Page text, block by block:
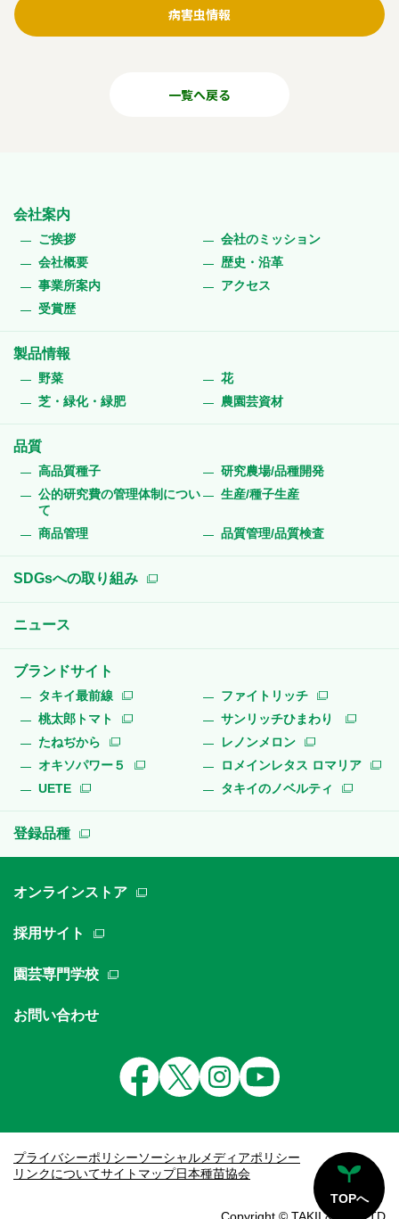
病害虫情報
一覧へ戻る
会社案内
ご挨拶
会社のミッション
会社概要
歴史・沿革
事業所案内
アクセス
受賞歴
製品情報
野菜
花
芝・緑化・緑肥
農園芸資材
品質
高品質種子
研究農場/品種開発
公的研究費の管理体制につい
て
生産/種子生産
商品管理 品質管理/品質検査
SDGsへの取り組み
ニュース
ブランドサイト
タキイ最前線
ファイトリッチ
桃太郎トマト
サンリッチひまわり
たねぢから
レノンメロン
オキソパワー５
ロメインレタス ロマリア
UETE
タキイのノベルティ
登録品種
オンラインストア
採用サイト
園芸専門学校
お問い合わせ
プライバシーポリシーソーシャルメディアポリシー
リンクについてサイトマップ日本種苗協会
TOPへ